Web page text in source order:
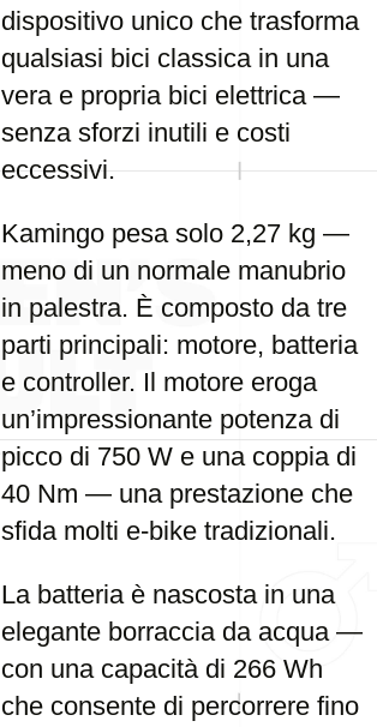
dispositivo unico che trasforma
qualsiasi bici classica in una
vera e propria bici elettrica —
senza sforzi inutili e costi
eccessivi.
Kamingo pesa solo 2,27 kg —
meno di un normale manubrio
in palestra. È composto da tre
parti principali: motore, batteria
e controller. Il motore eroga
un’impressionante potenza di
picco di 750 W e una coppia di
40 Nm — una prestazione che
sfida molti e-bike tradizionali.
La batteria è nascosta in una
elegante borraccia da acqua —
con una capacità di 266 Wh
che consente di percorrere fino